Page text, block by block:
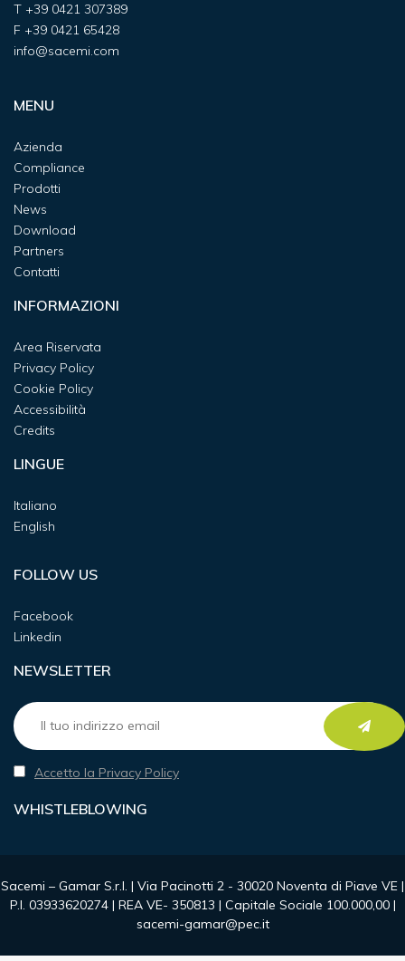
T +39 0421 307389
F +39 0421 65428
info@sacemi.com
MENU
Azienda
Compliance
Prodotti
News
Download
Partners
Contatti
INFORMAZIONI
Area Riservata
Privacy Policy
Cookie Policy
Accessibilità
Credits
LINGUE
Italiano
English
FOLLOW US
Facebook
Linkedin
NEWSLETTER
Accetto la Privacy Policy
WHISTLEBLOWING
Sacemi – Gamar S.r.l. | Via Pacinotti 2 - 30020 Noventa di Piave VE |
P.I. 03933620274 | REA VE- 350813 | Capitale Sociale 100.000,00 |
sacemi-gamar@pec.it